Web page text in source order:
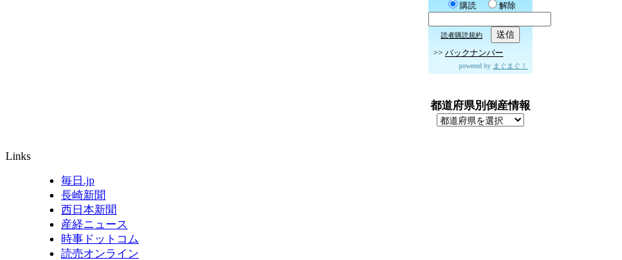
購読 解除
読者購読規約
>> バックナンバー
powered by まぐまぐ！
都道府県別倒産情報
Links
毎日.jp
長崎新聞
西日本新聞
産経ニュース
時事ドットコム
読売オンライン